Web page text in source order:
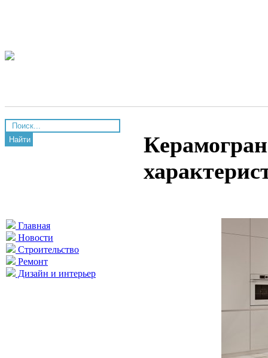
Найти
Главная
Новости
Строительство
Ремонт
Дизайн и интерьер